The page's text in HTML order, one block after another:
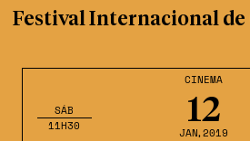
CINEMA
12
JAN,2019
SÁB
11H30
Festival Internacional de